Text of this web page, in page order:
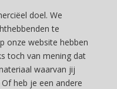
doel. We
te
onze website hebben
toch van mening dat
waarvan jij
heb je een andere